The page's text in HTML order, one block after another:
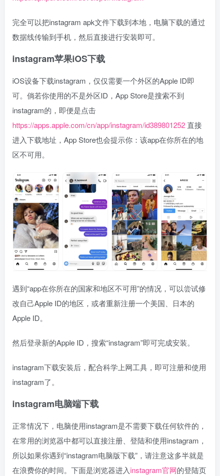
完全可以把instagram apk文件下载到本地，电脑下载的通过
数据线传输到手机，然后直接进行安装即可。
instagram苹果iOS下载
iOS设备下载instagram，仅仅需要一个外区的Apple ID即
可。倘若你使用的不是外区ID，App Store是搜索不到
instagram的，即便是点击
https://apps.apple.com/cn/app/instagram/id389801252直接
进入下载地址，App Store也会提示你：该app在你所在的地
区不可用。
遇到“app在你所在的国家和地区不可用”的情况，可以尝试修
改自己Apple ID的地区，或者重新注册一个美国、日本的
Apple ID。
然后登录新的Apple ID，搜索“instagram”即可完成安装。
instagram下载安装后，配合科学上网工具，即可注册和使用
instagram了。
instagram电脑端下载
正常情况下，电脑使用instagram是不需要下载任何软件的，
在常用的浏览器中都可以直接注册、登陆和使用instagram，
所以如果你遇到“instagram电脑版下载”，请注意这多半就是
在浪费你的时间。下面是浏览器进入instagram官网的登陆页